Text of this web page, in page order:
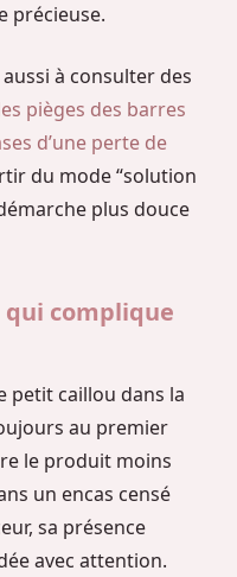
précieuse.
à consulter des
pièges des barres
d’une perte de
du mode “solution
plus douce
qui complique
petit caillou dans la
au premier
le produit moins
un encas censé
sa présence
avec attention.